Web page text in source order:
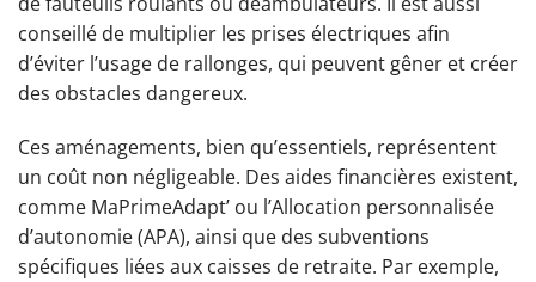
conseillé de multiplier les prises électriques afin
d’éviter l’usage de rallonges, qui peuvent gêner et créer
des obstacles dangereux.
Ces aménagements, bien qu’essentiels, représentent
un coût non négligeable. Des aides financières existent,
comme MaPrimeAdapt’ ou l’Allocation personnalisée
d’autonomie (APA), ainsi que des subventions
spécifiques liées aux caisses de retraite. Par exemple,